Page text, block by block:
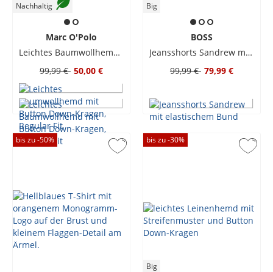
Nachhaltig
Marc O'Polo
Leichtes Baumwollhemd mit Button Down-Kragen, Regular Fit
99,99 € 50,00 €
Big
BOSS
Jeansshorts Sandrew mit elastischem Bund
99,99 € 79,99 €
bis zu -50% bis zu -30%
Big